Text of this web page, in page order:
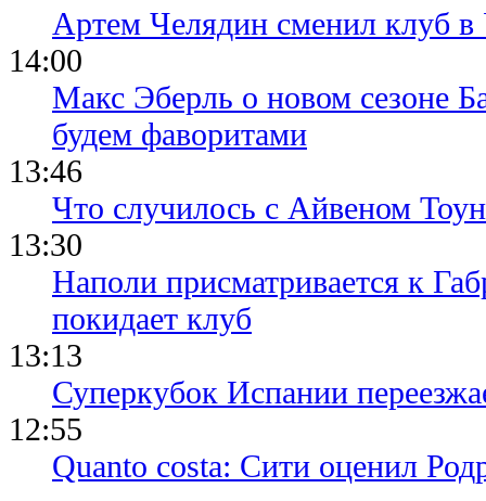
Артем Челядин сменил клуб
14:00
Макс Эберль о новом сезоне
будем фаворитами
13:46
Что случилось с Айвеном
13:30
Наполи присматривается к
покидает клуб
13:13
Суперкубок Испании
12:55
Quanto costa: Сити оценил